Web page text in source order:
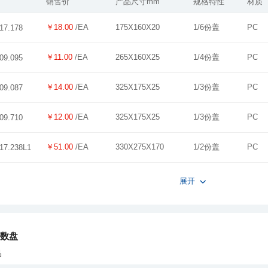
销售价 产品尺寸mm 规格特性 材质
￥18.00 /EA 175X160X20 1/6份盖 PC
￥11.00 /EA 265X160X25 1/4份盖 PC
￥14.00 /EA 325X175X25 1/3份盖 PC
￥12.00 /EA 325X175X25 1/3份盖 PC
￥51.00 /EA 330X275X170 1/2份盖 PC
展开
盘